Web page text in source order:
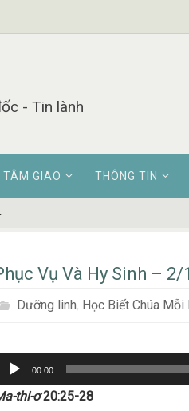
- Tin lành
TÂM GIAO THÔNG TIN
Vụ Và Hy Sinh –
Dưỡng linh, Học Biết Chúa Mỗi
Audio
00:00
thi-ơ20:25-28